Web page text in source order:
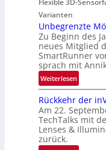
t
-
u
n
d
R
a
u
m
f
a
h
r
n
t
n
e
r
s
c
h
a
f
t
Varianten
Unbegrenzte
Zu Beginn des
neues Mitglied
SmartRunner
sprach mit
Weiterlesen:
U
n
b
e
g
r
Rückkehr der
Am 22.
TechTalks mit
Lenses &
zurück.